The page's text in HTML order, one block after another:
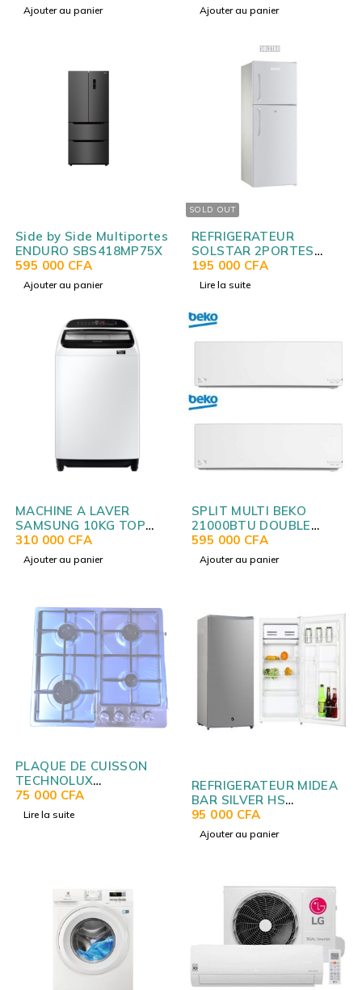
Ajouter au panier Ajouter au panier
Side by Side Multiportes
ENDURO SBS418MP75X
595 000 CFA
Ajouter au panier
SOLD OUT
REFRIGERATEUR
SOLSTAR 2PORTES
SILVER RF297
195 000 CFA
Lire la suite
MACHINE A LAVER
SAMSUNG 10KG TOP
LOADER BLANC
WA10T5260BW
310 000 CFA
Ajouter au panier
SPLIT MULTI BEKO
21000BTU DOUBLE
EVAP(EVAP
12000BTU+EVAP
9000BTU)
595 000 CFA
Ajouter au panier
PLAQUE DE CUISSON
TECHNOLUX
ENCASTRABLE 4 FEUX A
60X60 A GAZ
75 000 CFA
Lire la suite
REFRIGERATEUR MIDEA
BAR SILVER HS
MDRD133FGG50
95 000 CFA
Ajouter au panier